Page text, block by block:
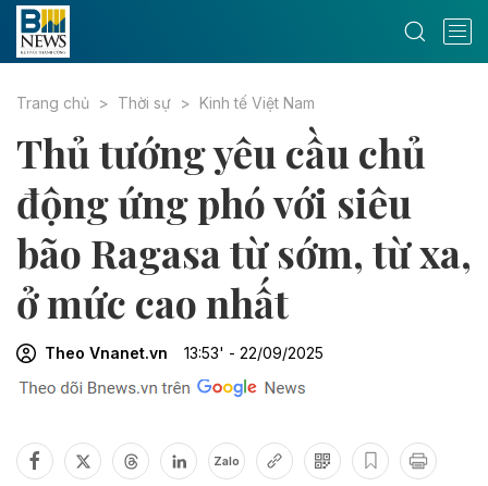
Trang chủ Thời sự Kinh tế Việt Nam
Thủ tướng yêu cầu chủ
động ứng phó với siêu
bão Ragasa từ sớm, từ xa,
ở mức cao nhất
Theo Vnanet.vn 13:53' - 22/09/2025
Zalo